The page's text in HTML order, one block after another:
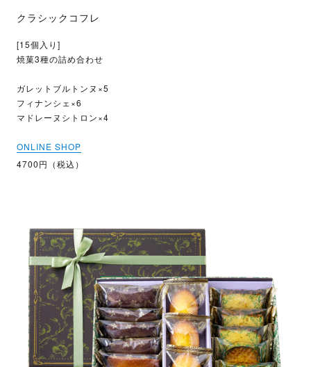
クラシックコフレ
[15個入り]
焼菓3種の詰め合わせ
ガレットブルトンヌ×5
フィナンシェ×6
マドレーヌシトロン×4
ONLINE SHOP
4700円（税込）